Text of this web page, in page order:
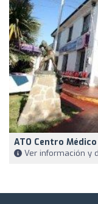
ATO Centro Médico
Ver información y